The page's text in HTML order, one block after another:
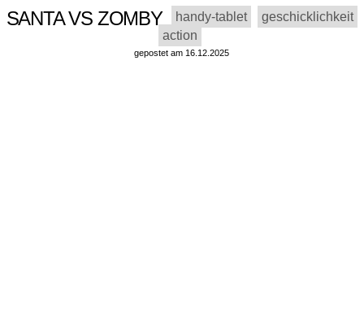
SANTA VS ZOMBY handy-tablet
geschicklichkeit
action
gepostet am 16.12.2025